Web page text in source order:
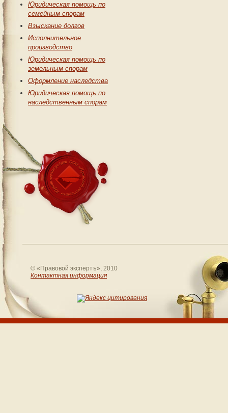
Юридическая помощь по
семейным спорам
Взыскание долгов
Исполнительное
производство
Юридическая помощь по
земельным спорам
Оформление наследства
Юридическая помощь по
наследственным спорам
© «Правовой экспертъ», 2010
Контактная информация